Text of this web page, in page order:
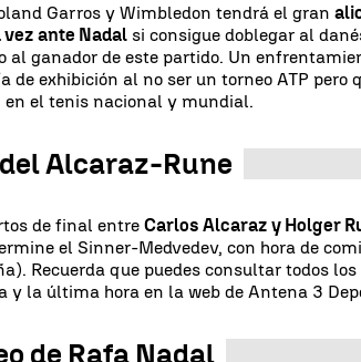
Garros y Wimbledon tendrá el gran
ante Nadal si consigue doblegar al
al ganador de este partido. Un
de exhibición al no ser un torneo ATP pero
en el tenis nacional y mundial.
Alcaraz-Rune
de final entreCarlos Alcaraz y Holger
el Sinner-Medvedev, con hora de
Recuerda que puedes consultar todos
y la última hora en la web de Antena 3
de Rafa Nadal